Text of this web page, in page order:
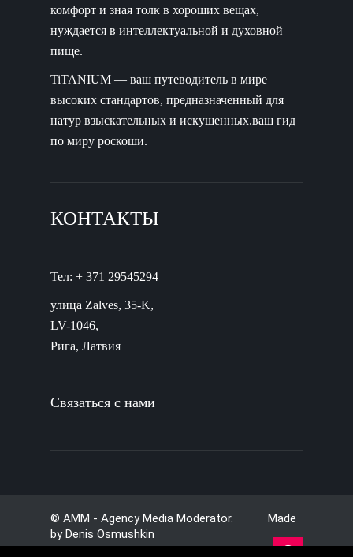
комфорт и зная толк в хороших вещах,
нуждается в интеллектуальной и духовной
пище.
TiTANIUM — ваш путеводитель в мире
высоких стандартов, предназначенный для
натур взыскательных и искушенных.ваш гид
по миру роскоши.
КОНТАКТЫ
Тел: + 371 29545294
улица Zalves, 35-K,
LV-1046,
Рига, Латвия
Связаться с нами
© AMM - Agency Media Moderator. Made
by Denis Osmushkin